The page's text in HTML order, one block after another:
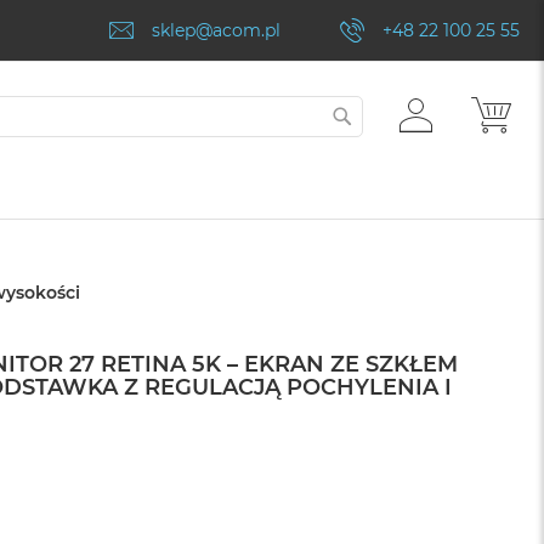
sklep@acom.pl +48 22 100 25 55
ZALOGUJ
SIĘ
SZUKAJ
27 RETINA 5K – EKRAN ZE SZKŁEM
Z REGULACJĄ POCHYLENIA I